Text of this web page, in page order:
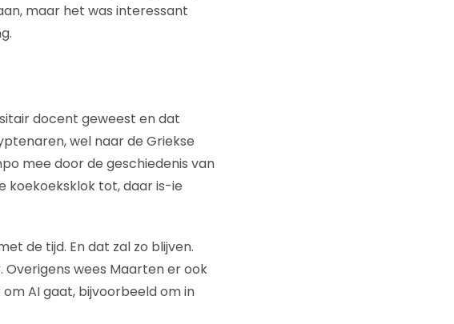
maar het was interessant
docent geweest en dat
wel naar de Griekse
mee door de geschiedenis van
koekoeksklok tot, daar is-ie
de tijd. En dat zal zo blijven.
wees Maarten er ook
AI gaat, bijvoorbeeld om in